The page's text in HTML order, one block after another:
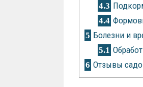
4.3
4.4
5 Болезни и
5.1
6 Отзывы